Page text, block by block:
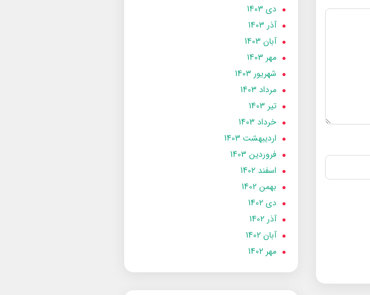
دی 1403
آذر 1403
آبان 1403
مهر 1403
شهریور 1403
مرداد 1403
تير 1403
خرداد 1403
ارديبهشت 1403
فروردین 1403
اسفند 1402
بهمن 1402
دی 1402
آذر 1402
آبان 1402
مهر 1402